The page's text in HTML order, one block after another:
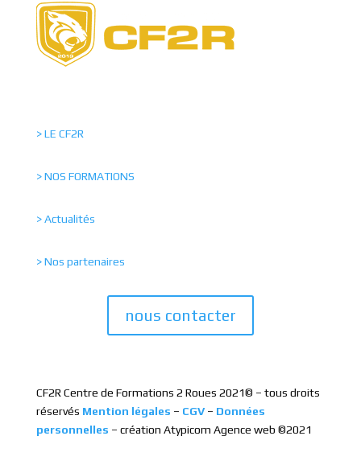
> LE CF2R
> NOS FORMATIONS
> Actualités
> Nos partenaires
nous contacter
CF2R Centre de Formations 2 Roues 2021© – tous droits
réservés Mention légales – CGV– Données
personnelles – création Atypicom Agence web ©2021